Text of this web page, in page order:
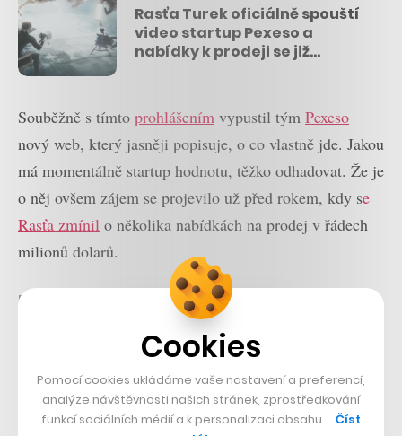
Rasťa Turek oficiálně spouští
video startup Pexeso a
nabídky k prodeji se již
Souběžně s tímto prohlášením vypustil tým Pexeso
nový web, který jasněji popisuje, o co vlastně jde. Jakou
má momentálně startup hodnotu, těžko odhadovat. Že je
o něj ovšem zájem se projevilo už před rokem, kdy se
Rasťa zmínil o několika nabídkách na prodej v řádech
milionů dolarů.
Nepřehlédněte:
Cookies
Pomocí cookies ukládáme vaše nastavení a preferencí,
analýze návštěvnosti našich stránek, zprostředkování
funkcí sociálních médií a k personalizaci obsahu … Číst